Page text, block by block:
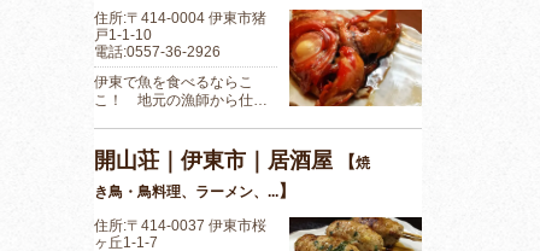
住所:〒414-0004 伊東市猪
戸1-1-10
電話:0557-36-2926
伊東で魚を食べるならこ
こ！ 地元の漁師から仕…
開山荘｜伊東市｜居酒屋 【焼
き鳥・鳥料理、ラーメン、...】
住所:〒414-0037 伊東市桜
ヶ丘1-1-7